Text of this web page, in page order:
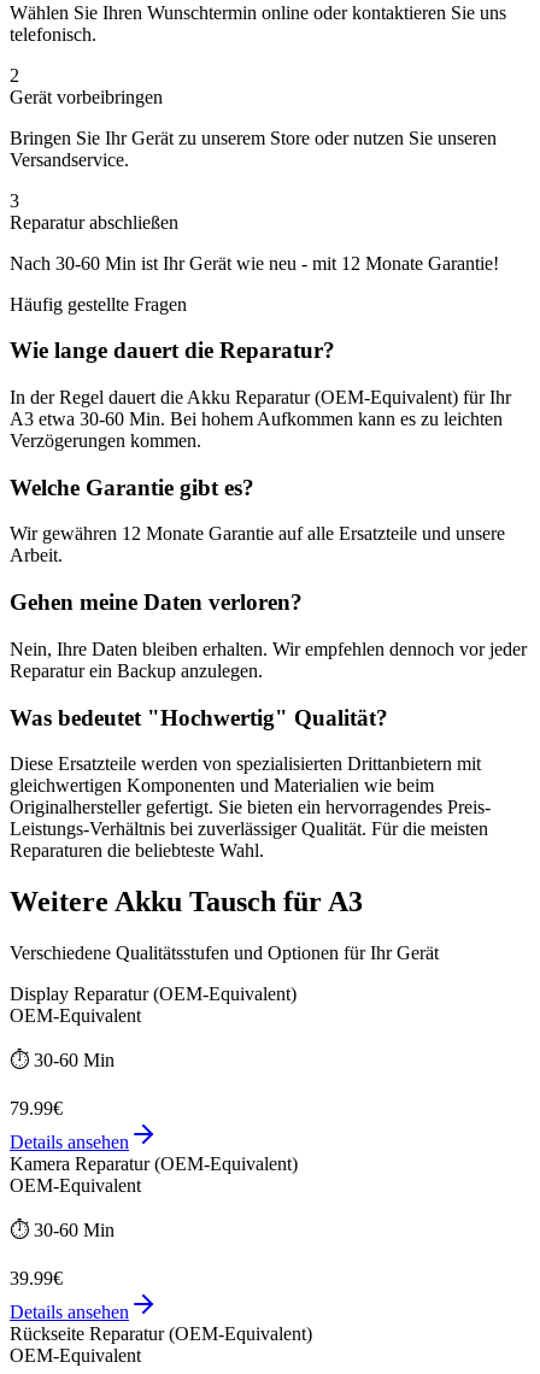
Wählen Sie Ihren Wunschtermin online oder kontaktieren Sie uns
telefonisch.
2
Gerät vorbeibringen
Bringen Sie Ihr Gerät zu unserem Store oder nutzen Sie unseren
Versandservice.
3
Reparatur abschließen
Nach 30-60 Min ist Ihr Gerät wie neu - mit 12 Monate Garantie!
Häufig gestellte Fragen
Wie lange dauert die Reparatur?
In der Regel dauert die Akku Reparatur (OEM-Equivalent) für Ihr
A3 etwa 30-60 Min. Bei hohem Aufkommen kann es zu leichten
Verzögerungen kommen.
Welche Garantie gibt es?
Wir gewähren 12 Monate Garantie auf alle Ersatzteile und unsere
Arbeit.
Gehen meine Daten verloren?
Nein, Ihre Daten bleiben erhalten. Wir empfehlen dennoch vor jeder
Reparatur ein Backup anzulegen.
Was bedeutet "Hochwertig" Qualität?
Diese Ersatzteile werden von spezialisierten Drittanbietern mit
gleichwertigen Komponenten und Materialien wie beim
Originalhersteller gefertigt. Sie bieten ein hervorragendes Preis-
Leistungs-Verhältnis bei zuverlässiger Qualität. Für die meisten
Reparaturen die beliebteste Wahl.
Weitere Akku Tausch für A3
Verschiedene Qualitätsstufen und Optionen für Ihr Gerät
Display Reparatur (OEM-Equivalent)
OEM-Equivalent
⏱️ 30-60 Min
79.99€
Details ansehen
Kamera Reparatur (OEM-Equivalent)
OEM-Equivalent
⏱️ 30-60 Min
39.99€
Details ansehen
Rückseite Reparatur (OEM-Equivalent)
OEM-Equivalent